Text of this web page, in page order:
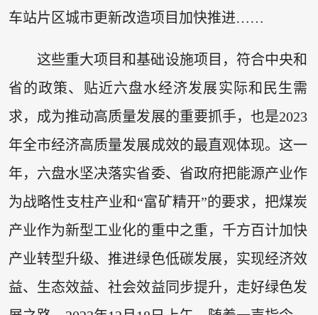
车站片区城市更新改造项目加快推进……
这些重大项目和基础设施项目，符合中央和
省的政策、贴近六盘水经济发展实际和民生需
求，成为推动高质量发展的重要抓手，也是2023
年全市经济高质量发展成效的最直观体现。这一
年，六盘水坚决落实省委、省政府把能源产业作
为战略性支柱产业和“富矿精开”的要求，把煤炭
产业作为新型工业化的重中之重，千方百计加快
产业转型升级、推进绿色低碳发展，实现经济效
益、生态效益、社会效益同步提升，走好绿色发